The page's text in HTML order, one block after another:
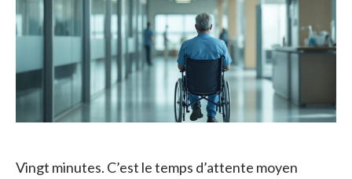
Vingt minutes. C’est le temps d’attente moyen